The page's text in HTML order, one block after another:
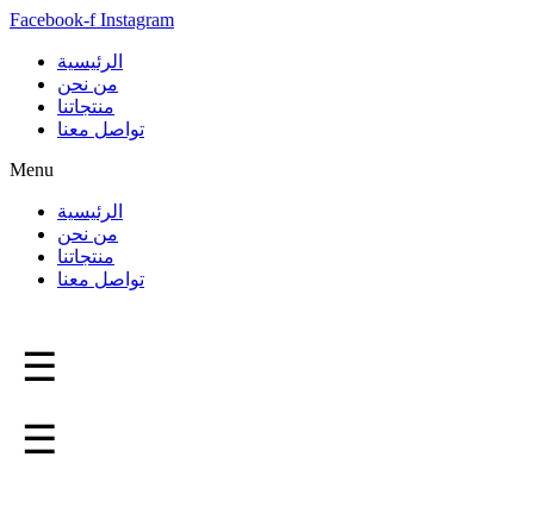
Facebook-f Instagram
الرئيسية
من نحن
منتجاتنا
تواصل معنا
Menu
الرئيسية
من نحن
منتجاتنا
تواصل معنا
☰
☰